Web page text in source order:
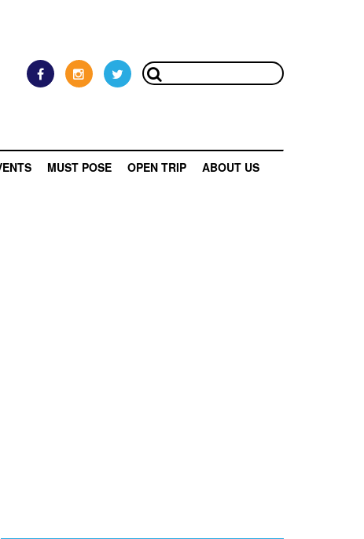
MUST POSE OPEN TRIP ABOUT US